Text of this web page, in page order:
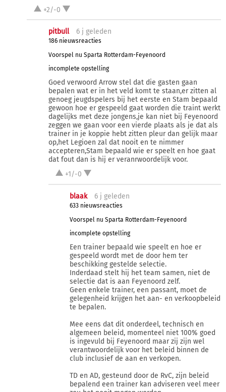
+2/-0
pitbull 6 j geleden
186 nieuwsreacties
Voorspel nu Sparta Rotterdam-Feyenoord
incomplete opstelling
Goed verwoord Arrow stel dat die gasten gaan
bepalen wat er in het veld komt te staan,er zitten al
genoeg jeugdspelers bij het eerste en Stam bepaald
gewoon hoe er gespeeld gaat worden die traint werkt
dagelijks met deze jongens,je kan niet bij Feyenoord
zeggen we gaan voor een vierde plaats als je dat als
trainer in je koppie hebt zitten pleur dan gelijk maar
op,het Legioen zal dat nooit en te nimmer
accepteren,Stam bepaald wie er speelt en hoe gaat
dat fout dan is hij er veranrwoordelijk voor.
+1/-0
blaak 6 j geleden
633 nieuwsreacties
Voorspel nu Sparta Rotterdam-Feyenoord
incomplete opstelling
Een trainer bepaald wie speelt en hoe er
gespeeld wordt met de door hem ter
beschikking gestelde selectie.
Inderdaad stelt hij het team samen, niet de
selectie dat is aan Feyenoord zelf.
Geen enkele trainer, een passant, moet de
gelegenheid krijgen het aan- en verkoopbeleid
te bepalen.
Mee eens dat dit onderdeel, technisch en
algemeen beleid, momenteel niet 100% goed
is ingevuld bij Feyenoord maar zij zijn wel
verantwoordelijk voor het beleid binnen de
club inclusief de aan en verkopen.
TD en AD, gesteund door de RvC, zijn beleid
bepalend een trainer kan adviseren veel meer